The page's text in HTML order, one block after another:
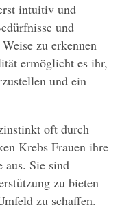
intuitiv und
und
zu erkennen
ermöglicht es ihr,
und ein
oft durch
Krebs Frauen ihre
aus. Sie sind
zu bieten
zu schaffen.